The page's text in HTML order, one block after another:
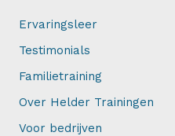
Ervaringsleer
Testimonials
Familietraining
Over Helder Trainingen
Voor bedrijven